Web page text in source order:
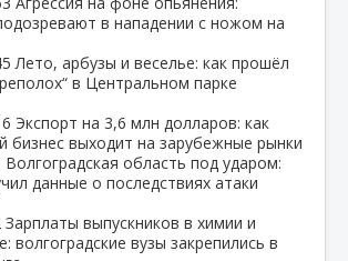
в нападении с ножом на
Лето, арбузы и веселье: как прошёл
в Центральном парке
Экспорт на 3,6 млн долларов: как
бизнес выходит на зарубежные рынки
Волгоградская область под ударом:
данные о последствиях атаки
Зарплаты выпускников в химии и
волгоградские вузы закрепились в